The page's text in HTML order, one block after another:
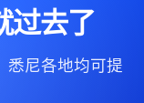
过去了
悉尼各地均可提